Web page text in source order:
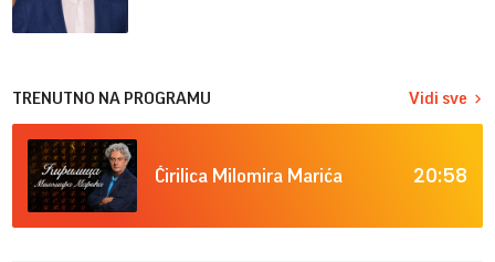
TRENUTNO NA PROGRAMU Vidi sve
Ćirilica Milomira Marića 20:58